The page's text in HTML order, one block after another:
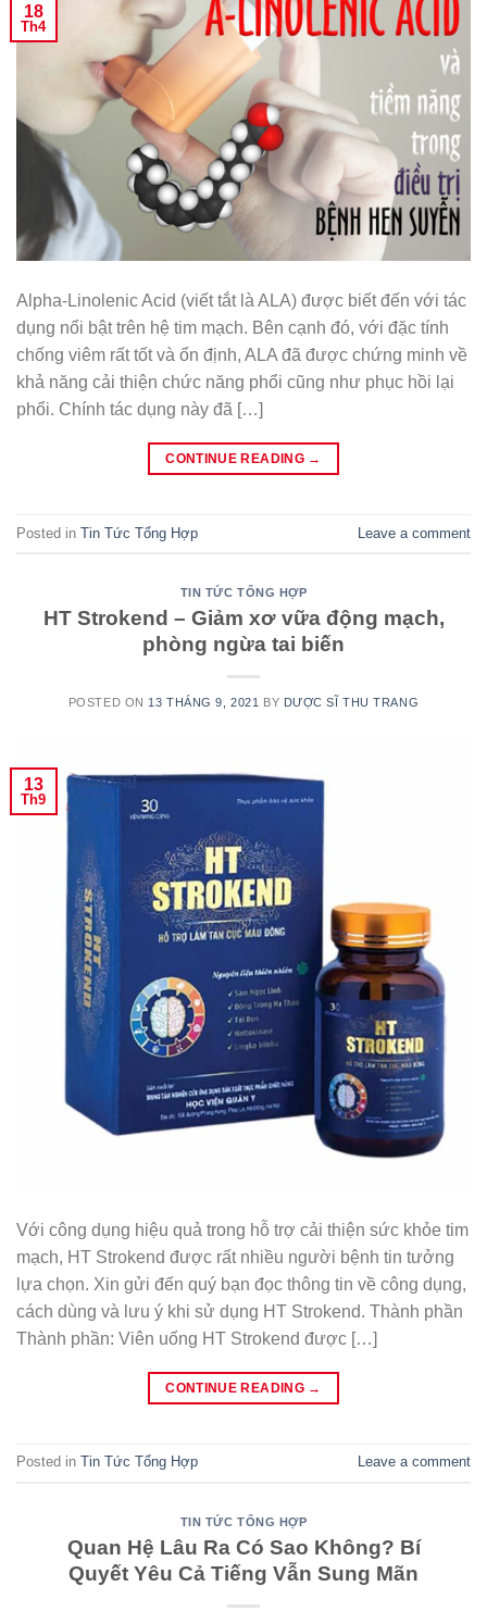
18
Th4
Alpha-Linolenic Acid (viết tắt là ALA) được biết đến với tác
dụng nổi bật trên hệ tim mạch. Bên cạnh đó, với đặc tính
chống viêm rất tốt và ổn định, ALA đã được chứng minh về
khả năng cải thiện chức năng phổi cũng như phục hồi lại
phổi. Chính tác dụng này đã […]
CONTINUE READING →
Posted in Tin Tức Tổng Hợp Leave a comment
TIN TỨC TỔNG HỢP
HT Strokend – Giảm xơ vữa động mạch,
phòng ngừa tai biến
POSTED ON 13 THÁNG 9, 2021 BY DƯỢC SĨ THU TRANG
13
Th9
Với công dụng hiệu quả trong hỗ trợ cải thiện sức khỏe tim
mạch, HT Strokend được rất nhiều người bệnh tin tưởng
lựa chọn. Xin gửi đến quý bạn đọc thông tin về công dụng,
cách dùng và lưu ý khi sử dụng HT Strokend. Thành phần
Thành phần: Viên uống HT Strokend được […]
CONTINUE READING →
Posted in Tin Tức Tổng Hợp Leave a comment
TIN TỨC TỔNG HỢP
Quan Hệ Lâu Ra Có Sao Không? Bí
Quyết Yêu Cả Tiếng Vẫn Sung Mãn